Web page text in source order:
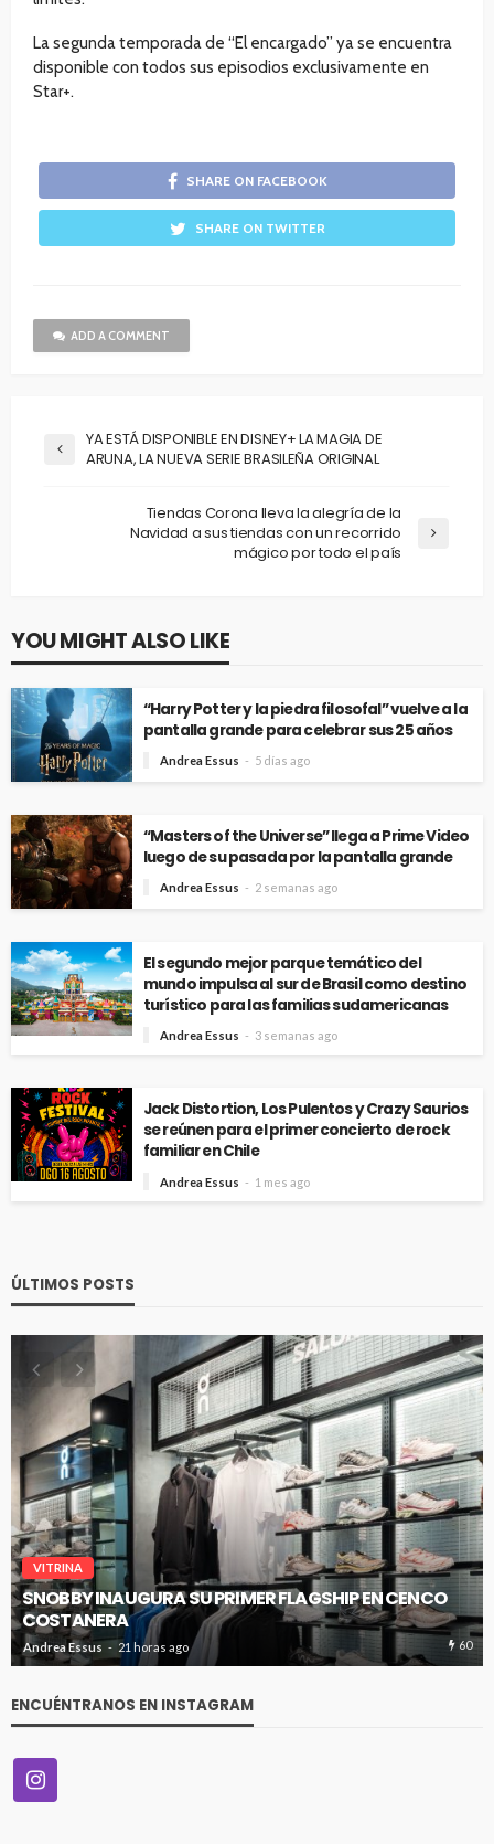
La segunda temporada de “El encargado” ya se encuentra
disponible con todos sus episodios exclusivamente en
Star+.
SHARE ON FACEBOOK
SHARE ON TWITTER
ADD A COMMENT
YA ESTÁ DISPONIBLE EN DISNEY+ LA MAGIA DE
ARUNA, LA NUEVA SERIE BRASILEÑA ORIGINAL
Tiendas Corona lleva la alegría de la
Navidad a sus tiendas con un recorrido
mágico por todo el país
YOU MIGHT ALSO LIKE
“Harry Potter y la piedra filosofal” vuelve a la
pantalla grande para celebrar sus 25 años
Andrea Essus 5 días ago
“Masters of the Universe” llega a Prime Video
luego de su pasada por la pantalla grande
Andrea Essus 2 semanas ago
El segundo mejor parque temático del
mundo impulsa al sur de Brasil como destino
turístico para las familias sudamericanas
Andrea Essus 3 semanas ago
Jack Distortion, Los Pulentos y Crazy Saurios
se reúnen para el primer concierto de rock
familiar en Chile
Andrea Essus 1 mes ago
ÚLTIMOS POSTS
VITRINA
SNOBBY INAUGURA SU PRIMER FLAGSHIP EN CENCO
COSTANERA
Andrea Essus 21 horas ago 60
ENCUÉNTRANOS EN INSTAGRAM